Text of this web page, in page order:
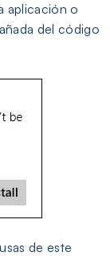
aplicación o
del código
de este